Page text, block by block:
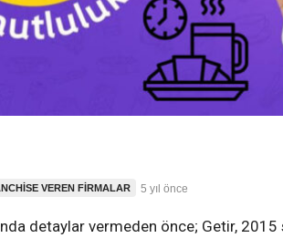
VEREN FIRMALAR 5 yıl önce
detaylar vermeden önce; Getir,